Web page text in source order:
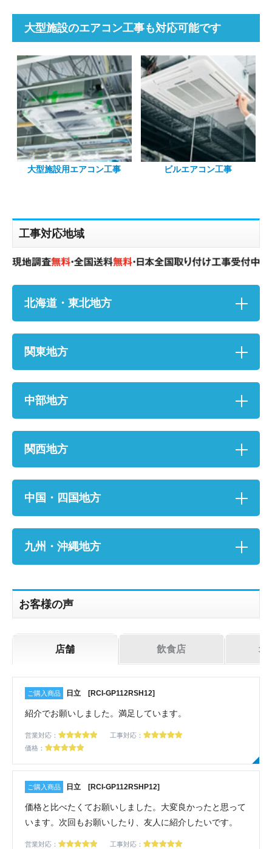
大型施設のエアコン工事も対応可能です
大型施設用エアコン工事 ビルエアコン工事
工事対応地域
北海道・東北地方
関東地方
中部地方
関西地方
中国・四国地方
九州・沖縄地方
お客様の声
店舗 飲食店 オ
日立 [RCI-GP112RSH12]
紹介でお願いしました。満足しています。
営業対応：
工事対応：
価格：
日立 [RCI-GP112RSHP12]
価格と比べたくてお願いしました。大変良かったと思って
います。次回もお願いしたり、友人に紹介したいです。
営業対応： 工事対応：
お名前
電話番号
工事お見積り依頼
その他
メッセージ